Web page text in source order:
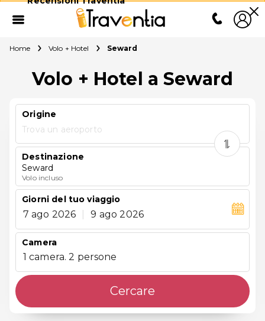
Home Volo + Hotel Seward
Volo + Hotel a Seward
Origine
Trova un aeroporto
Destinazione
Seward
Volo incluso
Giorni del tuo viaggio
7 ago 2026 9 ago 2026
Camera
1 camera. 2 persone
Cercare